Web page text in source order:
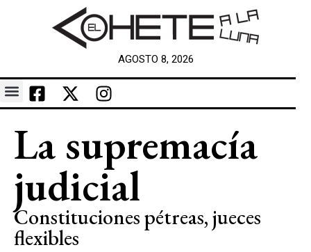
AGOSTO 8, 2026
La supremacía
judicial
Constituciones pétreas, jueces
flexibles